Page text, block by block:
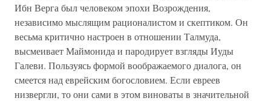
Ибн Верга был человеком эпохи Возрождения,
независимо мыслящим рационалистом и скептиком. Он
весьма критично настроен в отношении Талмуда,
высмеивает Маймонида и пародирует взгляды Иуды
Галеви. Пользуясь формой воображаемого диалога, он
смеется над еврейским богословием. Если евреев
низвергли, то они сами в этом виноваты в значительной